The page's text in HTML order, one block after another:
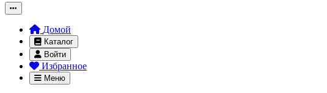
Домой
Каталог
Войти
Избранное
Меню